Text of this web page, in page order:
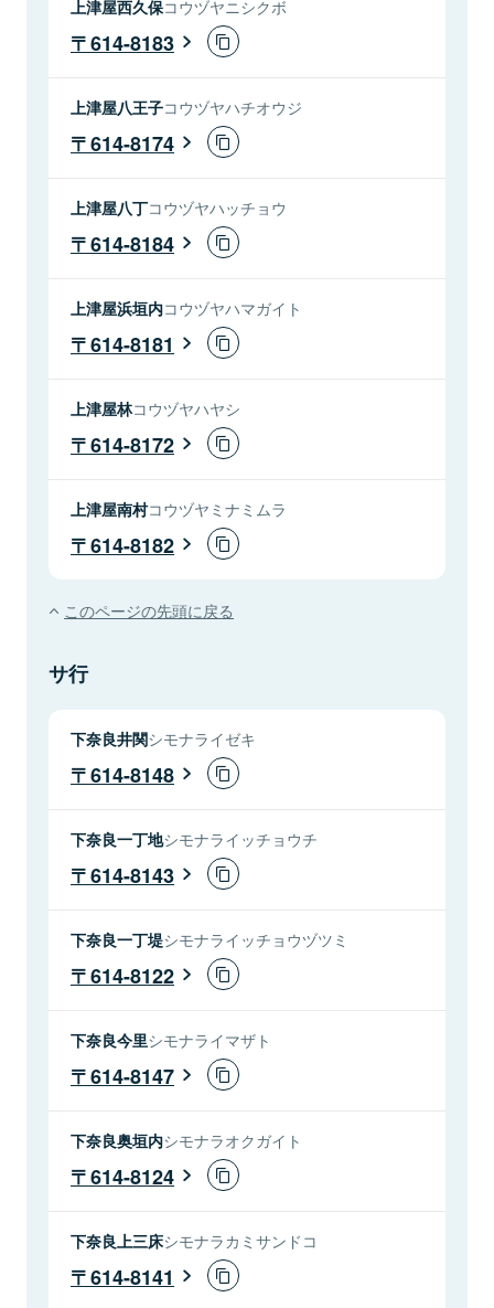
上津屋西久保コウヅヤニシクボ
614-8183
上津屋八王子コウヅヤハチオウジ
614-8174
上津屋八丁コウヅヤハッチョウ
614-8184
上津屋浜垣内コウヅヤハマガイト
614-8181
上津屋林コウヅヤハヤシ
614-8172
上津屋南村コウヅヤミナミムラ
614-8182
このページの先頭に戻る
サ行
下奈良井関シモナライゼキ
614-8148
下奈良一丁地シモナライッチョウチ
614-8143
下奈良一丁堤シモナライッチョウヅツミ
614-8122
下奈良今里シモナライマザト
614-8147
下奈良奥垣内シモナラオクガイト
614-8124
下奈良上三床シモナラカミサンドコ
614-8141